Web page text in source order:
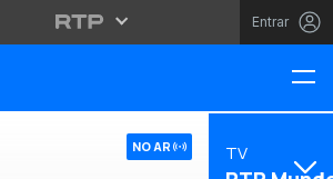
Entrar
NO AR TV